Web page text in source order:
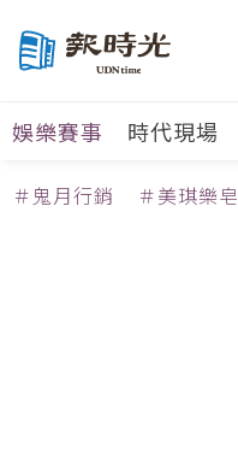
娛樂賽事 時代現場
＃鬼月行銷 ＃美琪樂皂